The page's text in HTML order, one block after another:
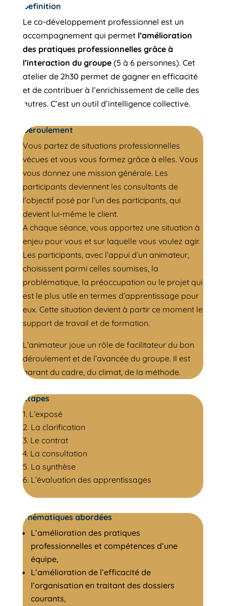
Définition
Le co-développement professionnel est un
accompagnement qui permet l’amélioration
des pratiques professionnelles grâce à
l’interaction du groupe(5 à 6 personnes). Cet
atelier de 2h30 permet de gagner en efficacité
et de contribuer à l’enrichissement de celle des
autres. C’est un outil d’intelligence collective.
Déroulement
Vous partez de situations professionnelles
vécues et vous vous formez grâce à elles. Vous
vous donnez une mission générale. Les
participants deviennent les consultants de
l’objectif posé par l’un des participants, qui
devient lui-même le client.
A chaque séance, vous apportez une situation à
enjeu pour vous et sur laquelle vous voulez agir.
Les participants, avec l’appui d’un animateur,
choisissent parmi celles soumises, la
problématique, la préoccupation ou le projet qui
est le plus utile en termes d’apprentissage pour
eux. Cette situation devient à partir ce moment le
support de travail et de formation.
L’animateur joue un rôle de facilitateur du bon
déroulement et de l’avancée du groupe. Il est
garant du cadre, du climat, de la méthode.
Etapes
L’exposé
La clarification
Le contrat
La consultation
La synthèse
L’évaluation des apprentissages
Thématiques abordées
L’amélioration des pratiques
professionnelles et compétences d’une
équipe,
L’amélioration de l’efficacité de
l’organisation en traitant des dossiers
courants,